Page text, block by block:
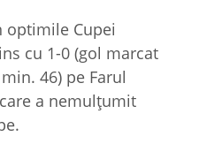
optimile Cupei
cu 1-0 (gol marcat
46) pe Farul
a nemulțumit